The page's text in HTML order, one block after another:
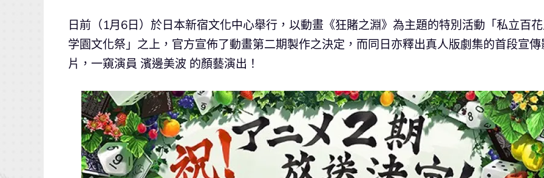
日前（1月6日）於日本新宿文化中心舉行，以動畫《狂賭之淵》為主題的特別活動「私立百
学園文化祭」之上，官方宣佈了動畫第二期製作之決定，而同日亦釋出真人版劇集的首段宣傳
片，一窺演員 濱邊美波 的顏藝演出！